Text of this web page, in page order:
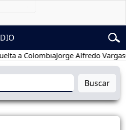
ColombiaJorge Alfredo Vargas
Buscar